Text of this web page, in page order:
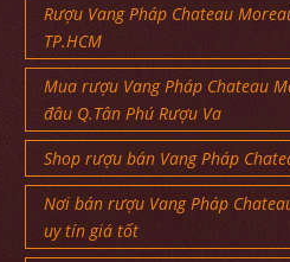
Rượu Vang Pháp Chateau
TP.HCM
Mua rượu Vang Pháp Chateau
đâu Q.Tân Phú Rượu Va
Shop rượu bán Vang Pháp
Nơi bán rượu Vang Pháp
uy tín giá tốt